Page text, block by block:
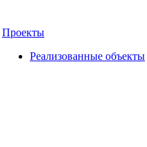
Проекты
Реализованные объекты